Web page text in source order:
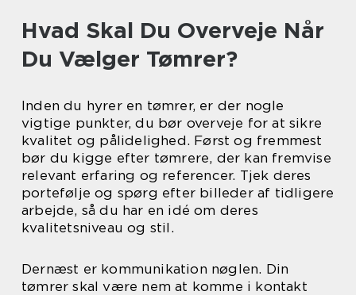
Hvad Skal Du Overveje Når
Du Vælger Tømrer?
Inden du hyrer en tømrer, er der nogle
vigtige punkter, du bør overveje for at sikre
kvalitet og pålidelighed. Først og fremmest
bør du kigge efter tømrere, der kan fremvise
relevant erfaring og referencer. Tjek deres
portefølje og spørg efter billeder af tidligere
arbejde, så du har en idé om deres
kvalitetsniveau og stil.
Dernæst er kommunikation nøglen. Din
tømrer skal være nem at komme i kontakt